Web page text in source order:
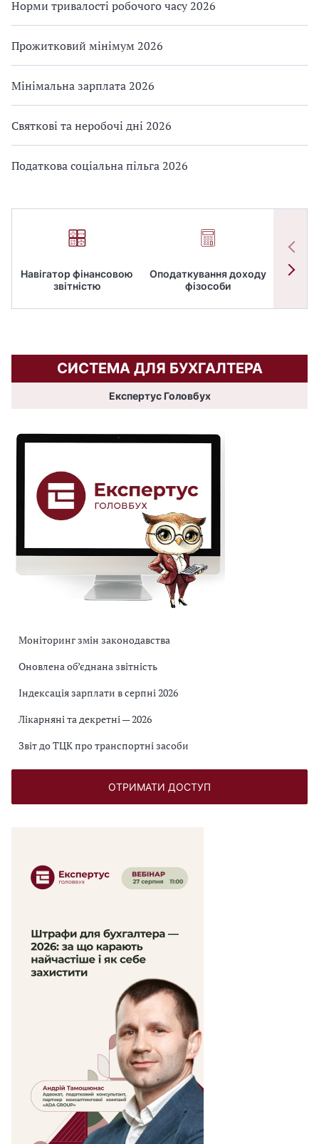
Норми тривалості робочого часу 2026
Прожитковий мінімум 2026
Мінімальна зарплата 2026
Святкові та неробочі дні 2026
Податкова соціальна пільга 2026
Навігатор фінансовою
звітністю
Оподаткування доходу
фізособи
СИСТЕМА ДЛЯ БУХГАЛТЕРА
Експертус Головбух
Моніторинг змін законодавства
Оновлена об’єднана звітність
Індексація зарплати в серпні 2026
Лікарняні та декретні — 2026
Звіт до ТЦК про транспортні засоби
ОТРИМАТИ ДОСТУП